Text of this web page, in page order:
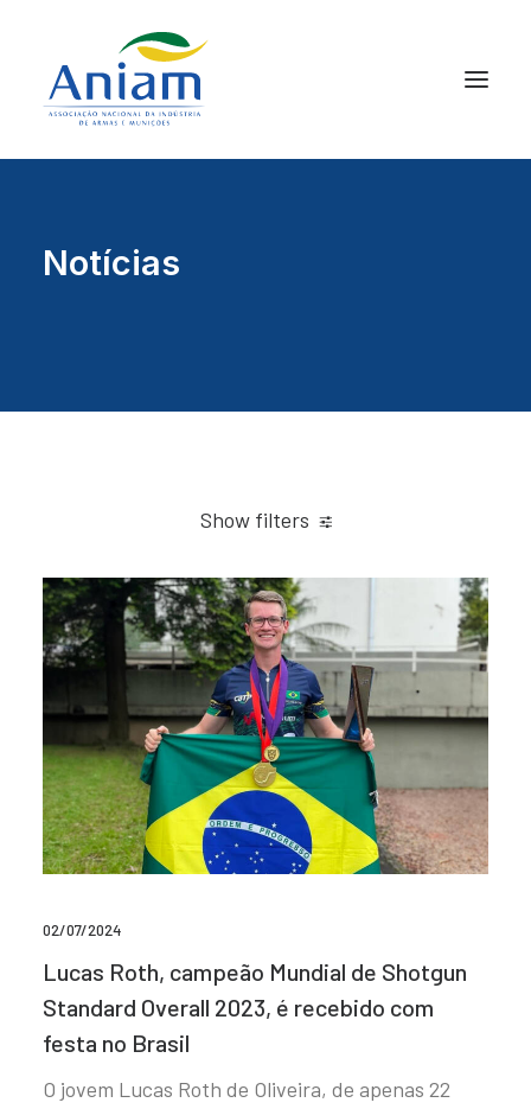
Notícias
Show filters
02/07/2024
Lucas Roth, campeão Mundial de Shotgun
Standard Overall 2023, é recebido com
festa no Brasil
O jovem Lucas Roth de Oliveira, de apenas 22